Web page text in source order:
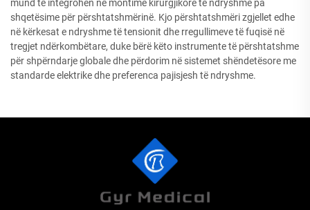
mund të integrohen në montime kirurgjikore të ndryshme pa
shqetësime për përshtatshmërinë. Kjo përshtatshmëri zgjellet edhe
në kërkesat e ndryshme të tensionit dhe rregullimeve të fuqisë në
tregjet ndërkombëtare, duke bërë këto instrumente të përshtatshme
për shpërndarje globale dhe përdorim në sistemet shëndetësore me
standarde elektrike dhe preferenca pajisjesh të ndryshme.